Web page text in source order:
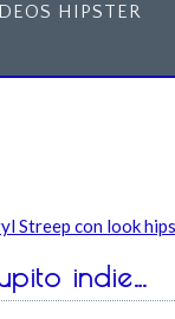
HIPSTER
Streep con look
indie…